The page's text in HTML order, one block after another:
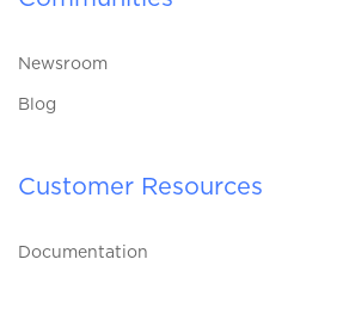
Newsroom
Blog
Customer Resources
Documentation